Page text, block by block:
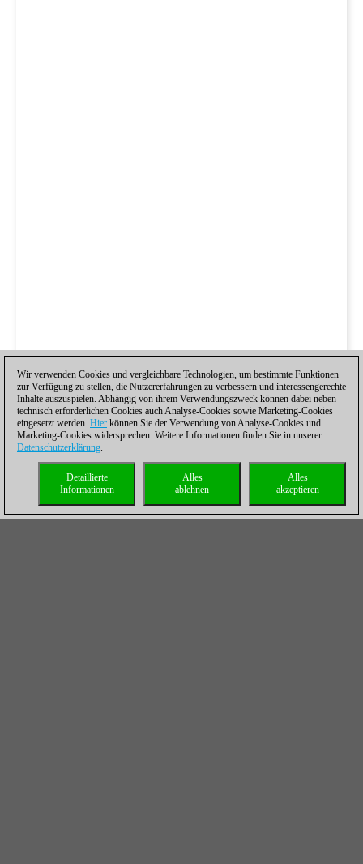
Wir verwenden Cookies und vergleichbare Technologien, um bestimmte Funktionen
zur Verfügung zu stellen, die Nutzererfahrungen zu verbessern und interessengerechte
Inhalte auszuspielen. Abhängig von ihrem Verwendungszweck können dabei neben
technisch erforderlichen Cookies auch Analyse-Cookies sowie Marketing-Cookies
eingesetzt werden. Hier können Sie der Verwendung von Analyse-Cookies und
Marketing-Cookies widersprechen. Weitere Informationen finden Sie in unserer
Datenschutzerklärung.
Alles
akzeptieren
Alles
ablehnen
Detaillierte
Informationen